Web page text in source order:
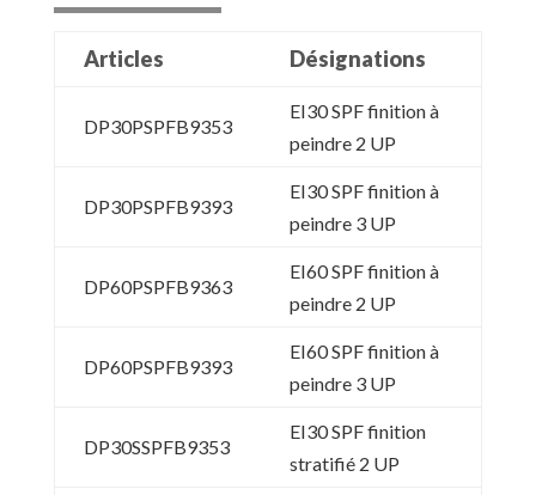
Articles Désignations
DP30PSPFB9353
EI30 SPF finition à
peindre 2 UP
DP30PSPFB9393
EI30 SPF finition à
peindre 3 UP
DP60PSPFB9363
EI60 SPF finition à
peindre 2 UP
DP60PSPFB9393
EI60 SPF finition à
peindre 3 UP
DP30SSPFB9353
EI30 SPF finition
stratifié 2 UP